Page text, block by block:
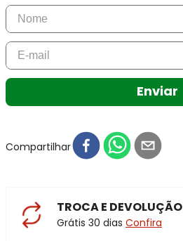
Enviar
Compartilhar
TROCA E DEVOLUÇÃO
Grátis 30 dias Confira